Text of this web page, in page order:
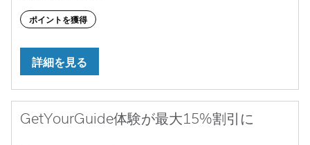
ポイントを獲得
詳細を見る
GetYourGuide体験が最大15%割引に